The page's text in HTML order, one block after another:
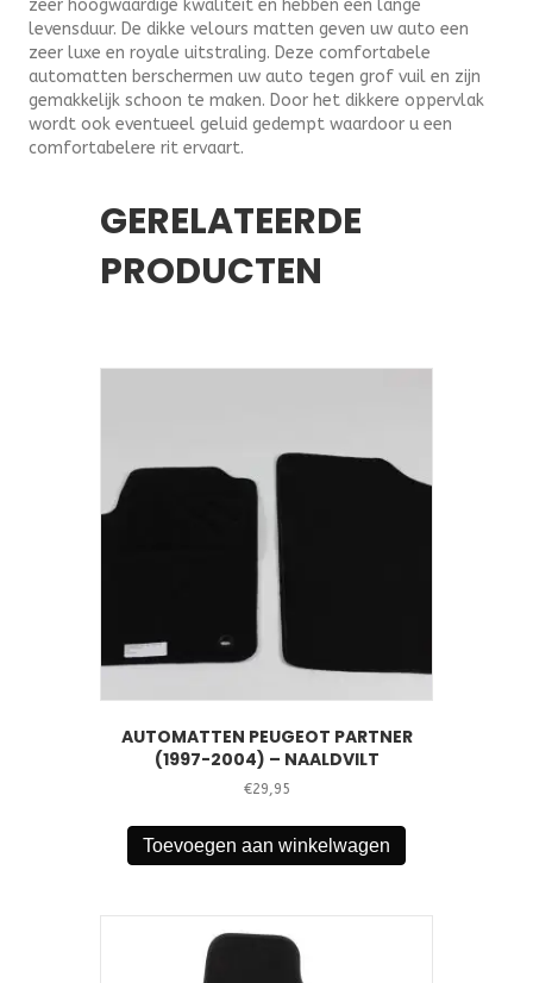
zeer hoogwaardige kwaliteit en hebben een lange
levensduur. De dikke velours matten geven uw auto een
zeer luxe en royale uitstraling. Deze comfortabele
automatten berschermen uw auto tegen grof vuil en zijn
gemakkelijk schoon te maken. Door het dikkere oppervlak
wordt ook eventueel geluid gedempt waardoor u een
comfortabelere rit ervaart.
GERELATEERDE
PRODUCTEN
AUTOMATTEN PEUGEOT PARTNER
(1997-2004) – NAALDVILT
€29,95
Toevoegen aan winkelwagen